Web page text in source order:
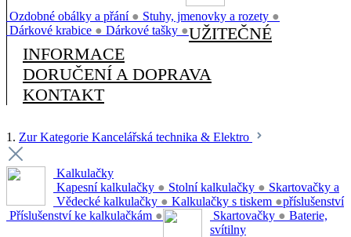
Ozdobné obálky a přání ● Stuhy, jmenovky a rozety ●
Dárkové krabice ● Dárkové tašky ●UŽITEČNÉ
INFORMACE
DORUČENÍ A DOPRAVA
KONTAKT
1. Zur Kategorie Kancelářská technika & Elektro
Kalkulačky
Kapesní kalkulačky ● Stolní kalkulačky ●
Vědecké kalkulačky ● Kalkulačky s tiskem ●
Příslušenství ke kalkulačkám ●
Skartovačky a
příslušenství
Skartovačky ● Baterie,
svítilny